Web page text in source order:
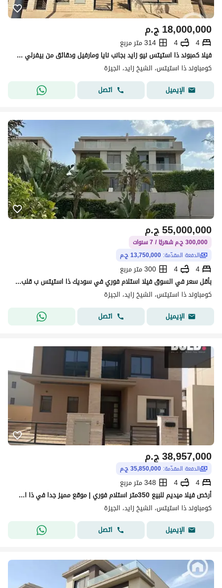
ج.م18,000,000
4
4
314 متر مربع
فيلا كمبوند ذا استيتس نيو زايد بجانب نايا ومارفيل ودقائق من بيفرلي هيلز
كومباوند ذا استيتس، الشيخ زايد، الجيزة
الإيميل
اتصل
ج.م55,000,000
300,000 ج.م شهريًا / 7 سنوات
الدفعة المقدّمة: 13,750,000 ج.م
4
4
300 متر مربع
بأقل سعر في السوق فيلا استلام فوري في سوديك ذا استيتس ب قلب الشيخ زايد Sodic Estate
كومباوند ذا استيتس، الشيخ زايد، الجيزة
الإيميل
اتصل
ج.م38,957,000
الدفعة المقدّمة: 35,850,000 ج.م
4
4
348 متر مربع
أرخص فيلا ميديم للبيع 350متر استلام فوري | موقع مميز جدا في ذا استيتس سودك - نيز زايد - The Estates Sodic New Zayed
كومباوند ذا استيتس، الشيخ زايد، الجيزة
الإيميل
اتصل